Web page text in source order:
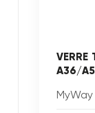
VERRE
A36/
MyWay